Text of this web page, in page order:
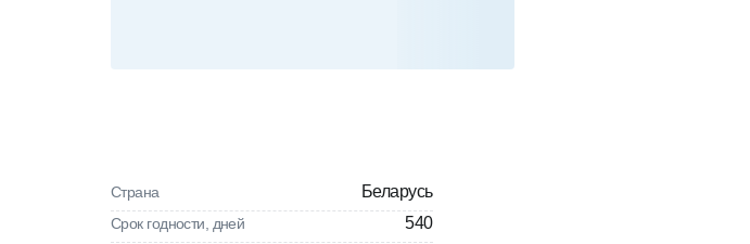
Страна Беларусь
Срок годности, дней 540